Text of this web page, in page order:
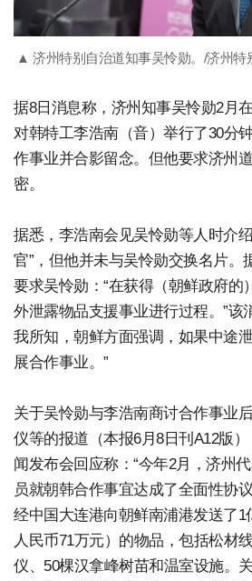
▲ 济州特别自治道知事吴怜勋。/济州特
据8日消息称，济州知事吴怜勋2月
对韩特工李浩南（音）举行了30分
作事业并合影留念。但他要求济州
密。
据悉，李浩南会见吴怜勋等人时介
官”，但他并未与吴怜勋交换名片。
要求吴怜勋：“在获得（朝鲜政府的
外泄露物品支援事业进行过程。”该
我所知，朝鲜方面强调，如果中途
展合作事业。”
关于吴怜勋与李浩南商讨合作事业
仪等的报道（本报6月8日刊A12版
闻发布会回应称：“今年2月，济州
员就朝韩合作事宜达成了全面性协
经中国大连港向朝鲜南浦港发送了1
人民币71万元）的物品，包括松材
仪、50棵汉拿峰树苗和温室设施。